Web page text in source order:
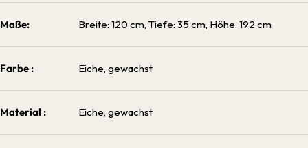
Maße: Breite: 120 cm, Tiefe: 35 cm, Höhe: 192 cm
Farbe : Eiche, gewachst
Material : Eiche, gewachst